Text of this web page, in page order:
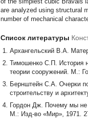
are analyzed using structural
number of mechanical
Список литературы
Архангельский В.А.
Тимошенко С.П. История
теории сооружений. М.:
Бернштейн С.А. Очерки
строительству и
Гордон Дж. Почему мы
М.: Изд-во «Мир», 1971.